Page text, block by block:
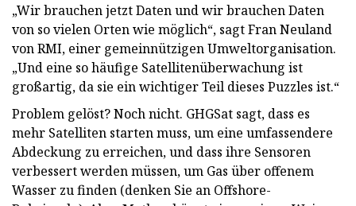
„Wir brauchen jetzt Daten und wir brauchen Daten
von so vielen Orten wie möglich“, sagt Fran Neuland
von RMI, einer gemeinnützigen Umweltorganisation.
„Und eine so häufige Satellitenüberwachung ist
großartig, da sie ein wichtiger Teil dieses Puzzles ist.“
Problem gelöst? Noch nicht. GHGSat sagt, dass es
mehr Satelliten starten muss, um eine umfassendere
Abdeckung zu erreichen, und dass ihre Sensoren
verbessert werden müssen, um Gas über offenem
Wasser zu finden (denken Sie an Offshore-